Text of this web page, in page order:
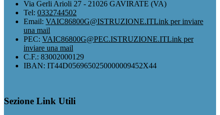
Via Gerli Arioli 27 - 21026 GAVIRATE (VA)
Tel: 0332744502
Email: VAIC86800G@ISTRUZIONE.ITLink per inviare
una mail
PEC: VAIC86800G@PEC.ISTRUZIONE.ITLink per
inviare una mail
C.F.: 83002000129
IBAN: IT44D0569650250000009452X44
Sezione Link Utili